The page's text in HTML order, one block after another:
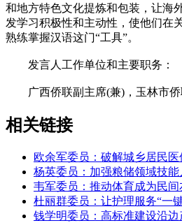
和地方特色文化提炼和包装，让海
发学习积极性和主动性，使他们在
熟练掌握汉语这门“工具”。
发言人工作单位和主要职务：
广西侨联副主席(兼)，玉林市侨
相关链接
欧余军委员：破解城乡居民
杨英委员：加强粮储领域技
韦军委员：推动体育成为民间
杜丽群委员：让护理服务“一
钱学明委员：高标准建设沿